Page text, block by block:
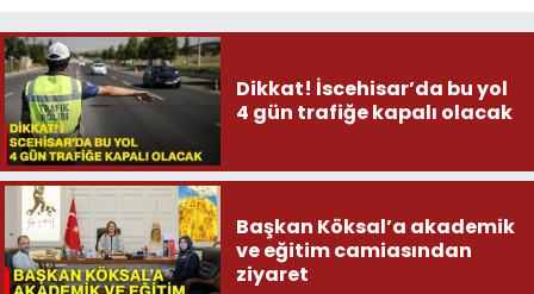
Dikkat! İscehisar’da bu yol
4 gün trafiğe kapalı olacak
Başkan Köksal’a akademik
ve eğitim camiasından
ziyaret